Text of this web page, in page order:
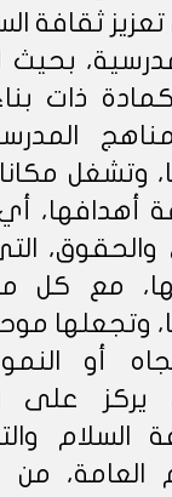
ثقافة
بحيث
كمادة ذات
وتشغل
أهدافها،
والحقوق،
مع كل
وتجعلها
أو
يركز على
السلام
العامة، من